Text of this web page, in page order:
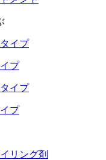
イプ
プ
イプ
プ
リング剤